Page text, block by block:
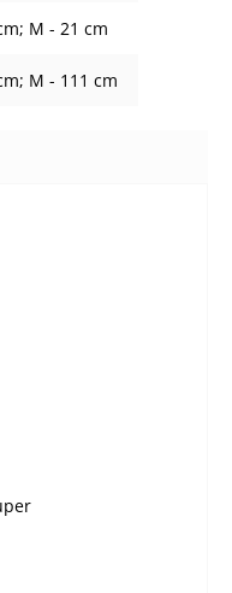
M - 21 cm
M - 111 cm